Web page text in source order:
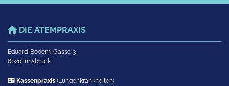
 DIE ATEMPRAXIS
Eduard-Bodem-Gasse 3
6020 Innsbruck
 Kassenpraxis (Lungenkrankheiten)